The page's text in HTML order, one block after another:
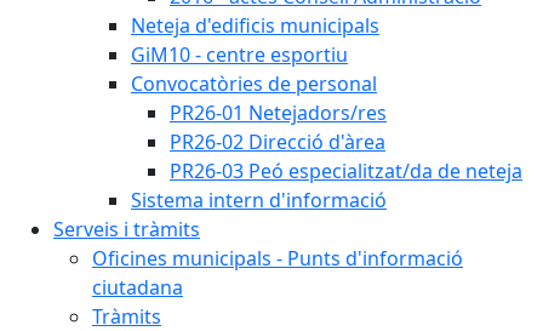
Neteja d'edificis municipals
GiM10 - centre esportiu
Convocatòries de personal
PR26-01 Netejadors/res
PR26-02 Direcció d'àrea
PR26-03 Peó especialitzat/da de neteja
Sistema intern d'informació
Serveis i tràmits
Oficines municipals - Punts d'informació
ciutadana
Tràmits